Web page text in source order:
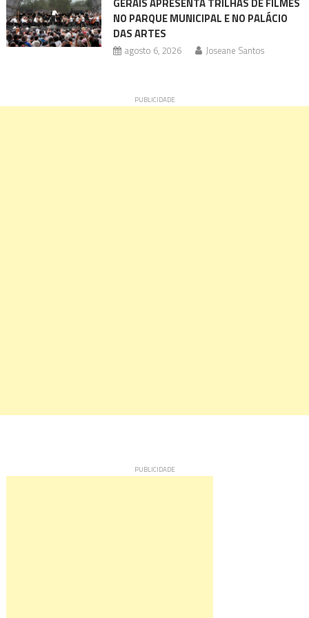
GERAIS APRESENTA TRILHAS DE FILMES
NO PARQUE MUNICIPAL E NO PALÁCIO
DAS ARTES
agosto 6, 2026 Joseane Santos